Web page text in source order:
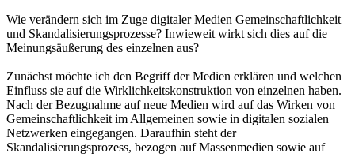
Wie verändern sich im Zuge digitaler Medien Gemeinschaftlichkeit
und Skandalisierungsprozesse? Inwieweit wirkt sich dies auf die
Meinungsäußerung des einzelnen aus?
Zunächst möchte ich den Begriff der Medien erklären und welchen
Einfluss sie auf die Wirklichkeitskonstruktion von einzelnen haben.
Nach der Bezugnahme auf neue Medien wird auf das Wirken von
Gemeinschaftlichkeit im Allgemeinen sowie in digitalen sozialen
Netzwerken eingegangen. Daraufhin steht der
Skandalisierungsprozess, bezogen auf Massenmedien sowie auf